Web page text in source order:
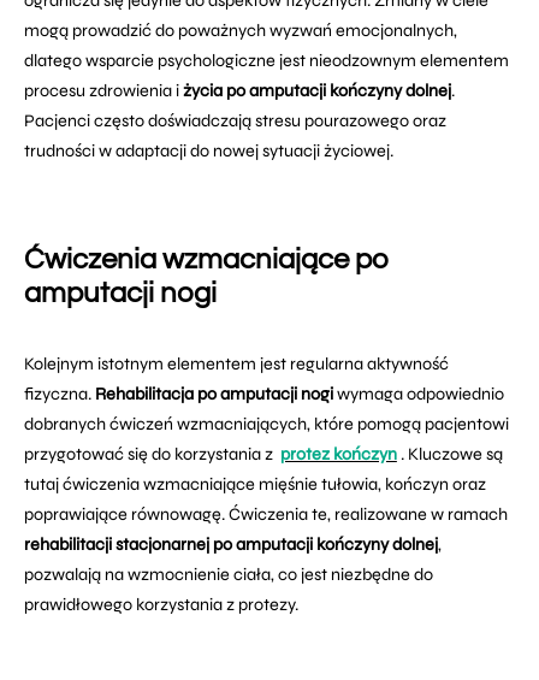
mogą prowadzić do poważnych wyzwań emocjonalnych,
dlatego wsparcie psychologiczne jest nieodzownym elementem
procesu zdrowienia iżycia po amputacji kończyny dolnej.
Pacjenci często doświadczają stresu pourazowego oraz
trudności w adaptacji do nowej sytuacji życiowej.
Ćwiczenia wzmacniające po
amputacji nogi
Kolejnym istotnym elementem jest regularna aktywność
fizyczna. Rehabilitacja po amputacji nogiwymaga odpowiednio
dobranych ćwiczeń wzmacniających, które pomogą pacjentowi
przygotować się do korzystania z protez kończyn . Kluczowe są
tutaj ćwiczenia wzmacniające mięśnie tułowia, kończyn oraz
poprawiające równowagę. Ćwiczenia te, realizowane w ramach
rehabilitacji stacjonarnej po amputacji kończyny dolnej,
pozwalają na wzmocnienie ciała, co jest niezbędne do
prawidłowego korzystania z protezy.